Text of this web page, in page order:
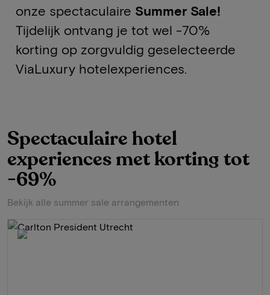
onze spectaculaire Summer Sale!
Tijdelijk ontvang je tot wel -70%
korting op zorgvuldig geselecteerde
ViaLuxury hotelexperiences.
Spectaculaire hotel
experiences met korting tot
-69%
Bekijk alle summer sale arrangementen